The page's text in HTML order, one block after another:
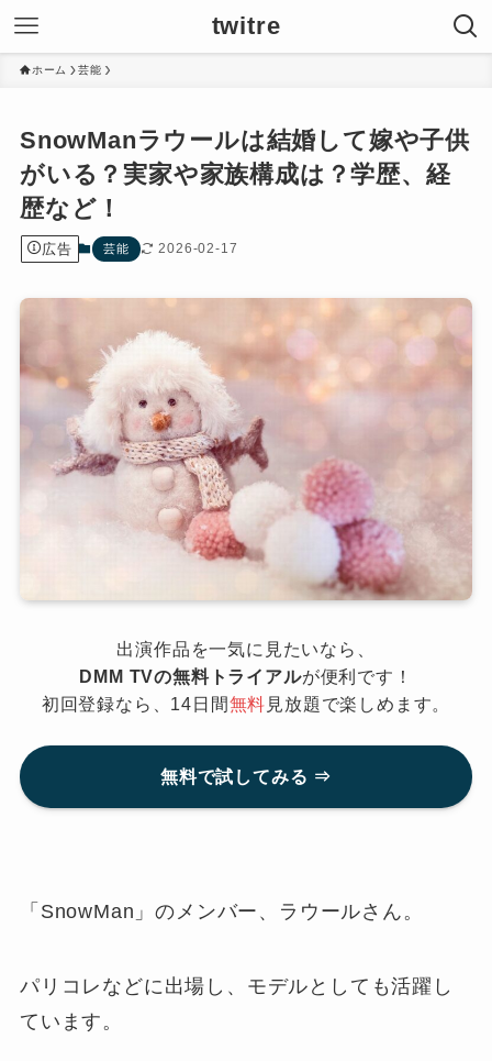
twitre
ホーム 芸能
SnowManラウールは結婚して嫁や子供
がいる？実家や家族構成は？学歴、経
歴など！
広告 芸能 2026-02-17
出演作品を一気に見たいなら、
DMM TVの無料トライアルが便利です！
初回登録なら、14日間無料 見放題で楽しめます。
無料で試してみる ⇒
「SnowMan」のメンバー、ラウールさん。
パリコレなどに出場し、モデルとしても活躍し
ています。